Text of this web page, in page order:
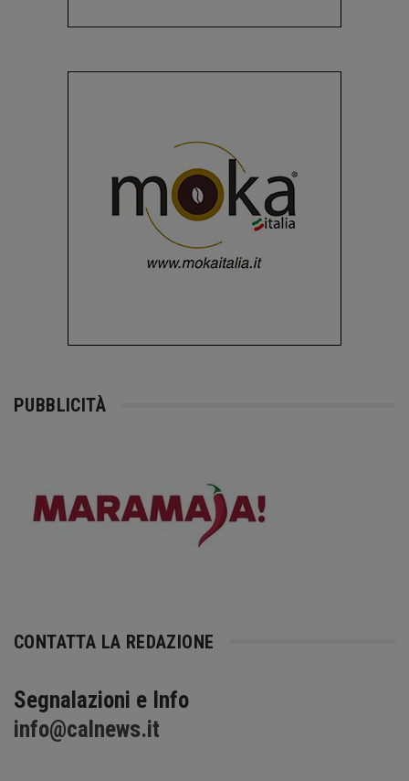
PUBBLICITÀ
CONTATTA LA REDAZIONE
Segnalazioni e Info
info@calnews.it